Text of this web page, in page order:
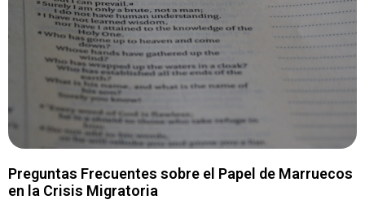
Preguntas Frecuentes sobre el Papel de Marruecos
en la Crisis Migratoria